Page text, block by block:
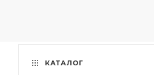
КАТАЛОГ